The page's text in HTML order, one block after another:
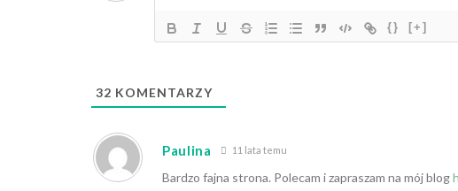
{} [+]
32 KOMENTARZY
Paulina 11 lata temu
Bardzo fajna strona. Polecam i zapraszam na mój blog